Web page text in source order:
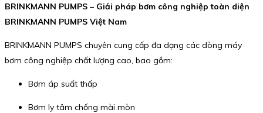
BRINKMANN PUMPS – Giải pháp bơm công nghiệp toàn diện
BRINKMANN PUMPS Việt Nam
BRINKMANN PUMPS chuyên cung cấp đa dạng các dòng máy
bơm công nghiệp chất lượng cao, bao gồm:
Bơm áp suất thấp
Bơm ly tâm chống mài mòn